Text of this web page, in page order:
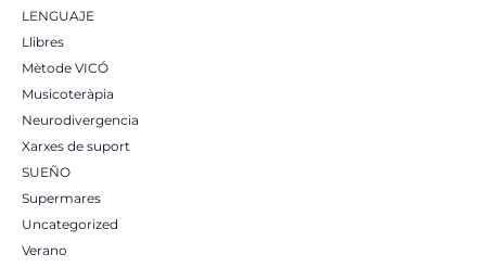
LENGUAJE
Llibres
Mètode VICÓ
Musicoteràpia
Neurodivergencia
Xarxes de suport
SUEÑO
Supermares
Uncategorized
Verano